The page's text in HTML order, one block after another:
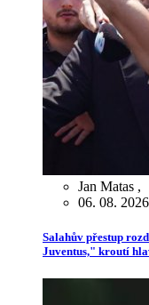
Jan Matas ,
06. 08. 2026
Salahův přestup
Juventus," kroutí